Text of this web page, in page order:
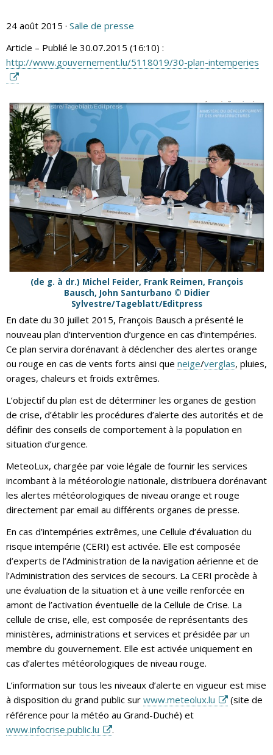
24 août 2015 · Salle de presse
Article – Publié le 30.07.2015 (16:10) :
http://www.gouvernement.lu/5118019/30-plan-intemperies
(de g. à dr.) Michel Feider, Frank Reimen, François
Bausch, John Santurbano © Didier
Sylvestre/Tageblatt/Editpress
En date du 30 juillet 2015, François Bausch a présenté le
nouveau plan d’intervention d’urgence en cas d’intempéries.
Ce plan servira dorénavant à déclencher des alertes orange
ou rouge en cas de vents forts ainsi que neige/verglas, pluies,
orages, chaleurs et froids extrêmes.
L’objectif du plan est de déterminer les organes de gestion
de crise, d’établir les procédures d’alerte des autorités et de
définir des conseils de comportement à la population en
situation d’urgence.
MeteoLux, chargée par voie légale de fournir les services
incombant à la météorologie nationale, distribuera dorénavant
les alertes météorologiques de niveau orange et rouge
directement par email au différents organes de presse.
En cas d’intempéries extrêmes, une Cellule d’évaluation du
risque intempérie (CERI) est activée. Elle est composée
d’experts de l’Administration de la navigation aérienne et de
l’Administration des services de secours. La CERI procède à
une évaluation de la situation et à une veille renforcée en
amont de l’activation éventuelle de la Cellule de Crise. La
cellule de crise, elle, est composée de représentants des
ministères, administrations et services et présidée par un
membre du gouvernement. Elle est activée uniquement en
cas d’alertes météorologiques de niveau rouge.
L’information sur tous les niveaux d’alerte en vigueur est mise
à disposition du grand public sur www.meteolux.lu
(site de
référence pour la météo au Grand-Duché) et
www.infocrise.public.lu
.